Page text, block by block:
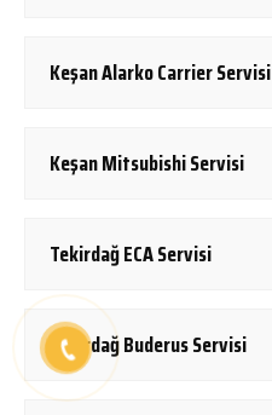
Keşan Alarko Carrier Servisi
Keşan Mitsubishi Servisi
Tekirdağ ECA Servisi
Tekirdağ Buderus Servisi